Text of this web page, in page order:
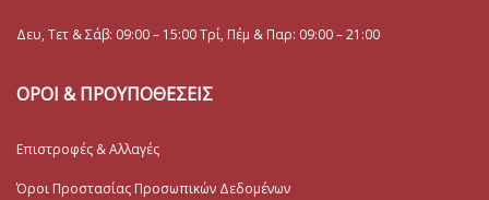
Δευ, Τετ & Σάβ: 09:00 – 15:00 Τρί, Πέμ & Παρ: 09:00 – 21:00
ΟΡΟΙ & ΠΡΟΥΠΟΘΕΣΕΙΣ
Επιστροφές & Αλλαγές
Όροι Προστασίας Προσωπικών Δεδομένων